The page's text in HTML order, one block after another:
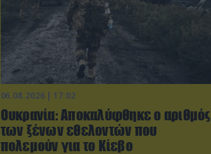
06.08.2026 | 17:02
Ουκρανία: Αποκαλύφθηκε ο αριθμός
των ξένων εθελοντών που
πολεμούν για το Κίεβο